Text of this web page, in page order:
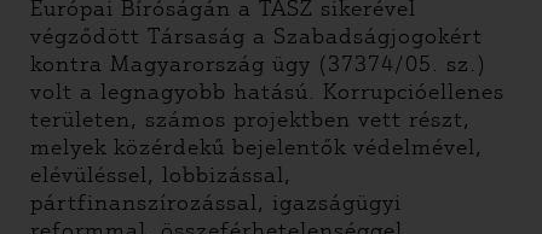
Európai Bíróságán a TASZ sikerével
végződött Társaság a Szabadságjogokért
kontra Magyarország ügy (37374/05. sz.)
volt a legnagyobb hatású. Korrupcióellenes
területen, számos projektben vett részt,
melyek közérdekű bejelentők védelmével,
elévüléssel, lobbizással,
pártfinanszírozással, igazságügyi